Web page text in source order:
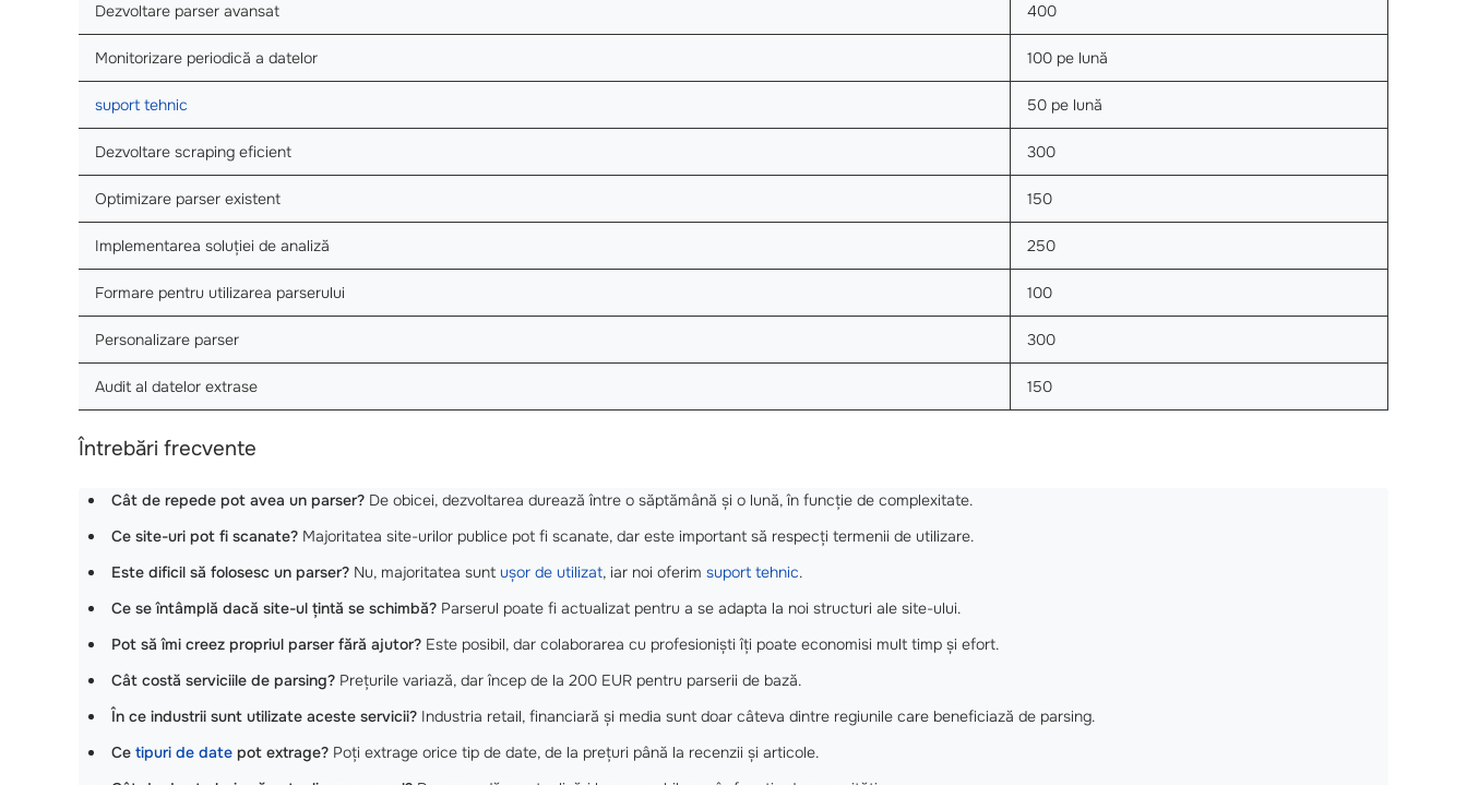
Dezvoltare parser avansat 400
Monitorizare periodică a datelor 100 pe lună
suport tehnic 50 pe lună
Dezvoltare scraping eficient 300
Optimizare parser existent 150
Implementarea soluției de analiză 250
Formare pentru utilizarea parserului 100
Personalizare parser 300
Audit al datelor extrase 150
Întrebări frecvente
Cât de repede pot avea un parser? De obicei, dezvoltarea durează între o săptămână și o lună, în funcție de complexitate.
Ce site-uri pot fi scanate? Majoritatea site-urilor publice pot fi scanate, dar este important să respecți termenii de utilizare.
Este dificil să folosesc un parser? Nu, majoritatea sunt ușor de utilizat, iar noi oferim suport tehnic.
Ce se întâmplă dacă site-ul țintă se schimbă? Parserul poate fi actualizat pentru a se adapta la noi structuri ale site-ului.
Pot să îmi creez propriul parser fără ajutor? Este posibil, dar colaborarea cu profesioniști îți poate economisi mult timp și efort.
Cât costă serviciile de parsing? Prețurile variază, dar încep de la 200 EUR pentru parserii de bază.
În ce industrii sunt utilizate aceste servicii? Industria retail, financiară și media sunt doar câteva dintre regiunile care beneficiază de parsing.
Ce tipuri de date pot extrage? Poți extrage orice tip de date, de la prețuri până la recenzii și articole.